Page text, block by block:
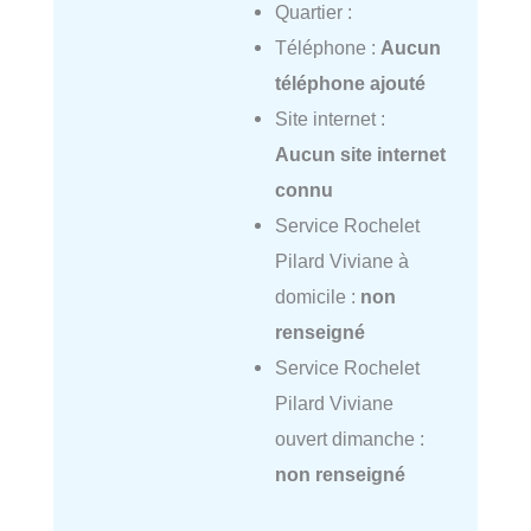
Quartier :
Téléphone : Aucun
téléphone ajouté
Site internet :
Aucun site internet
connu
Service Rochelet
Pilard Viviane à
domicile : non
renseigné
Service Rochelet
Pilard Viviane
ouvert dimanche :
non renseigné